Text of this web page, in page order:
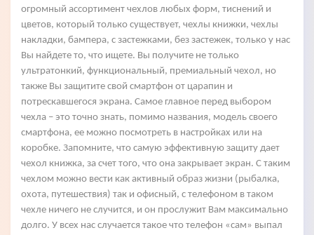
огромный ассортимент чехлов любых форм, тиснений и
цветов, который только существует, чехлы книжки, чехлы
накладки, бампера, с застежками, без застежек, только у нас
Вы найдете то, что ищете. Вы получите не только
ультратонкий, функциональный, премиальный чехол, но
также Вы защитите свой смартфон от царапин и
потрескавшегося экрана. Самое главное перед выбором
чехла – это точно знать, помимо названия, модель своего
смартфона, ее можно посмотреть в настройках или на
коробке. Запомните, что самую эффективную защиту дает
чехол книжка, за счет того, что она закрывает экран. С таким
чехлом можно вести как активный образ жизни (рыбалка,
охота, путешествия) так и офисный, с телефоном в таком
чехле ничего не случится, и он прослужит Вам максимально
долго. У всех нас случается такое что телефон «сам» выпал